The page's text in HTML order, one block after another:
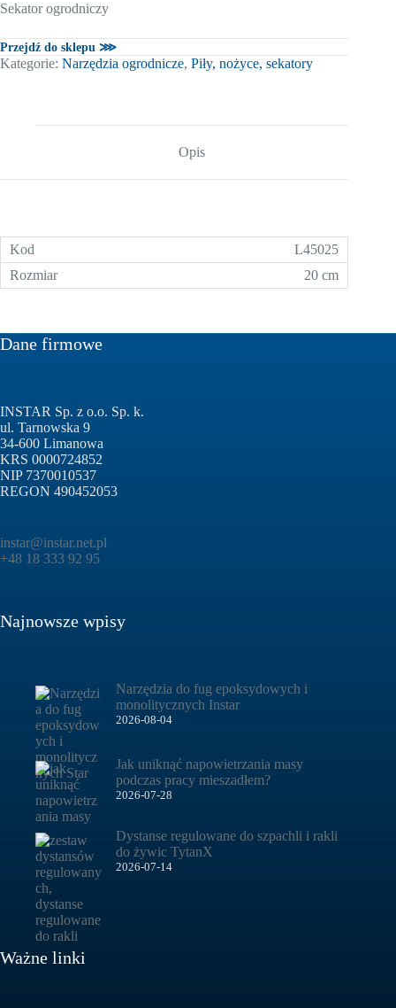
Sekator ogrodniczy
Przejdź do sklepu ⋙
Kategorie: Narzędzia ogrodnicze, Piły, nożyce, sekatory
Opis
L45025
20 cm
Dane firmowe
INSTAR Sp. z o.o. Sp. k.
ul. Tarnowska 9
34-600 Limanowa
KRS 0000724852
NIP 7370010537
REGON 490452053
instar@instar.net.pl
+48 18 333 92 95
Najnowsze wpisy
Narzędzia do fug epoksydowych i
monolitycznych Instar
2026-08-04
Jak uniknąć napowietrzania masy
podczas pracy mieszadłem?
2026-07-28
Dystanse regulowane do szpachli i rakli
do żywic TytanX
2026-07-14
Ważne linki